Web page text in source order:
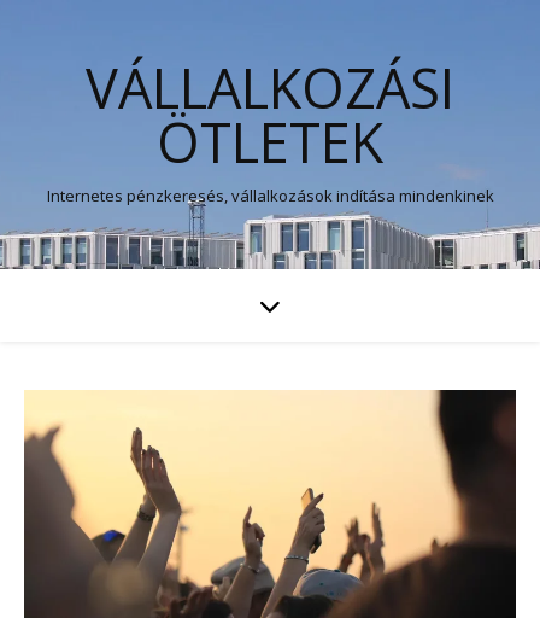
VÁLLALKOZÁSI
ÖTLETEK
Internetes pénzkeresés, vállalkozások indítása mindenkinek